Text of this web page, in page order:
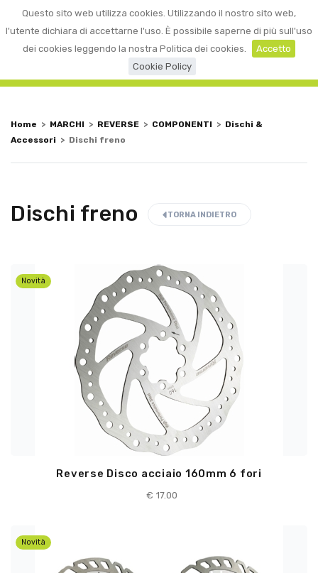
Questo sito web utilizza cookies. Utilizzando il nostro sito web,
l'utente dichiara di accettarne l'uso. È possibile saperne di più sull'uso
dei cookies leggendo la nostra Politica dei cookies.
Accetto
Cookie Policy
☰ 0
Home > MARCHI > REVERSE > COMPONENTI > Dischi &
Accessori > Dischi freno
Dischi freno TORNA INDIETRO
Novità
Reverse Disco acciaio 160mm 6 fori
€ 17.00
Novità